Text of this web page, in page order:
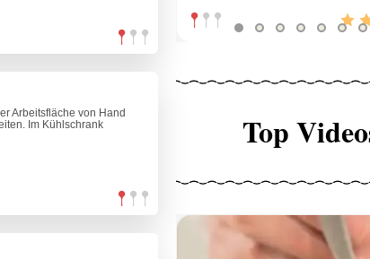
Arbeitsfläche von Hand
Im Kühlschrank
Top